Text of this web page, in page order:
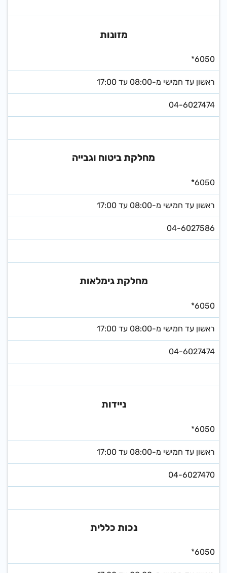
מזונות
*6050
ראשון עד חמישי מ-08:00 עד 17:00
04-6027474
מחלקת ביטוח וגבייה
*6050
ראשון עד חמישי מ-08:00 עד 17:00
04-6027586
מחלקת גימלאות
*6050
ראשון עד חמישי מ-08:00 עד 17:00
04-6027474
ניידות
*6050
ראשון עד חמישי מ-08:00 עד 17:00
04-6027470
נכות כללית
*6050